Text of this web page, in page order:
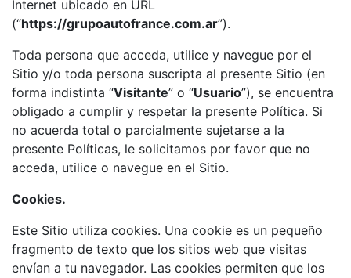
Internet ubicado en URL
(“https://grupoautofrance.com.ar”).
Toda persona que acceda, utilice y navegue por el
Sitio y/o toda persona suscripta al presente Sitio (en
forma indistinta “Visitante” o “Usuario”), se encuentra
obligado a cumplir y respetar la presente Política. Si
no acuerda total o parcialmente sujetarse a la
presente Políticas, le solicitamos por favor que no
acceda, utilice o navegue en el Sitio.
Cookies.
Este Sitio utiliza cookies. Una cookie es un pequeño
fragmento de texto que los sitios web que visitas
envían a tu navegador. Las cookies permiten que los